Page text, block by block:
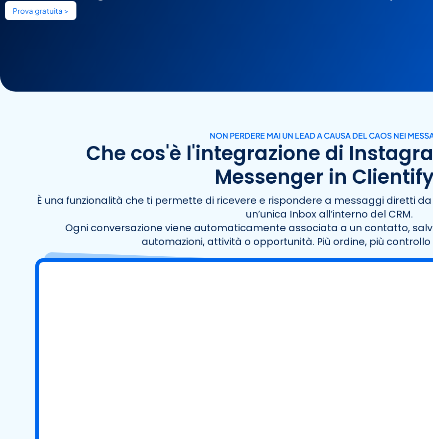
Prova gratuita >
NON PERDERE MAI UN LEAD A CAUSA DEL CAOS NEI
Che cos'è l'integrazione di
Messenger in
È una funzionalità che ti permette di ricevere e rispondere a messaggi diretti
un’unica Inbox all’interno del CRM.
Ogni conversazione viene automaticamente associata a un contatto,
automazioni, attività o opportunità. Più ordine, più controllo